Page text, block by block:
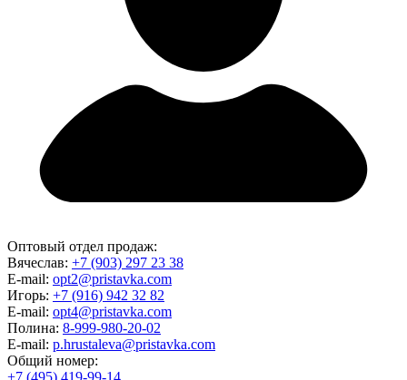
Оптовый отдел продаж:
Вячеслав: +7 (903) 297 23 38
E-mail: opt2@pristavka.com
Игорь: +7 (916) 942 32 82
E-mail: opt4@pristavka.com
Полина: 8-999-980-20-02
E-mail: p.hrustaleva@pristavka.com
Общий номер:
+7 (495) 419-99-14